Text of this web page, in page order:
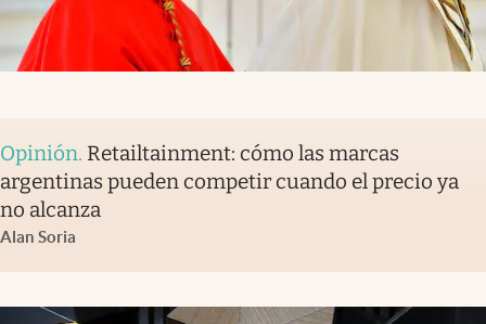
Opinión. Retailtainment: cómo las marcas
argentinas pueden competir cuando el precio ya
no alcanza
Alan Soria